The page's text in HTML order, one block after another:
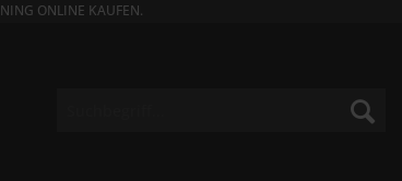
ONLINE KAUFEN.